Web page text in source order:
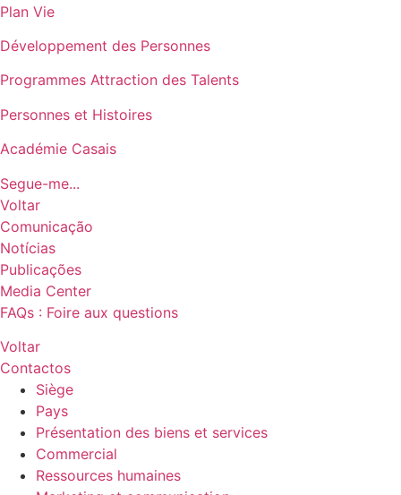
Plan Vie
Développement des Personnes
Programmes Attraction des Talents
Personnes et Histoires
Académie Casais
Segue-me...
Voltar
Comunicação
Notícias
Publicações
Media Center
FAQs : Foire aux questions
Voltar
Contactos
Siège
Pays
Présentation des biens et services
Commercial
Ressources humaines